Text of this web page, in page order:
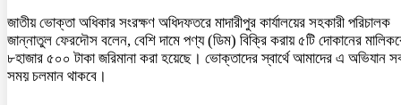
জাতীয় ভোক্তা অধিকার সংরক্ষণ অধিদফতরে মাদারীপুর কার্যালয়ের সহকারী পরিচালক
জান্নাতুল ফেরদৌস বলেন, বেশি দামে পণ্য (ডিম) বিক্রি করায় ৫টি দোকানের
৮হাজার ৫০০ টাকা জরিমানা করা হয়েছে। ভোক্তাদের স্বার্থে আমাদের এ অভিযান
সময় চলমান থাকবে।